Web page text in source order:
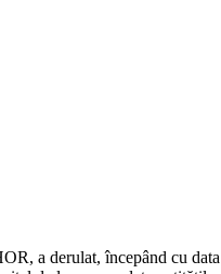
a derulat, începând cu